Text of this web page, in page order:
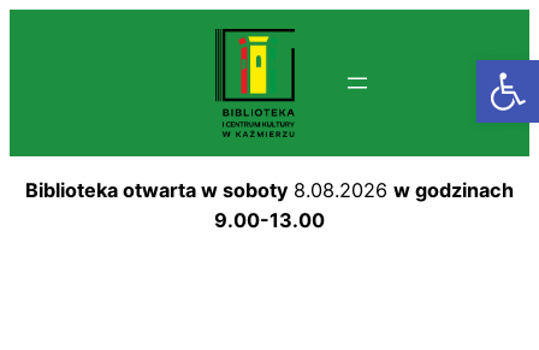
Biblioteka otwarta w soboty 8.08.2026 w godzinach
9.00-13.00